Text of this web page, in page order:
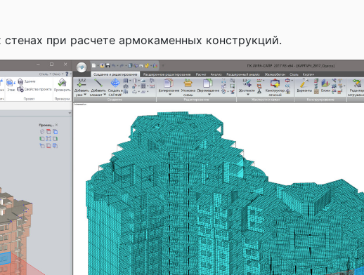
при расчете армокаменных конструкций.